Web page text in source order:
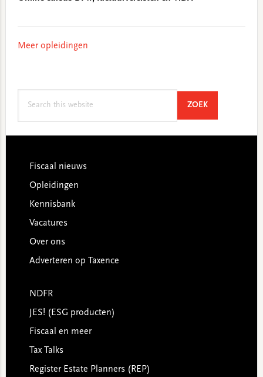
Meer opleidingen
ZOEKSEARCH
Footer
Fiscaal nieuws
Opleidingen
Kennisbank
Vacatures
Over ons
Adverteren op Taxence
NDFR
JES! (ESG producten)
Fiscaal en meer
Tax Talks
Register Estate Planners (REP)